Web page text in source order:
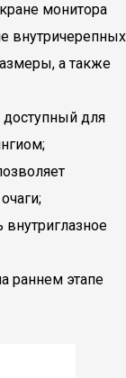
монитора
внутричерепных
а также
для
внутриглазное
раннем этапе